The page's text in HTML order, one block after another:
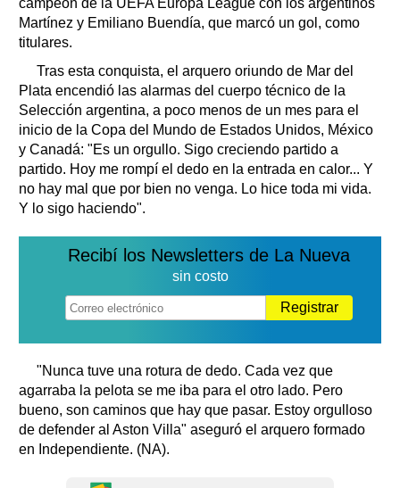
Martínez y Emiliano Buendía, que marcó un gol, como
titulares.
Tras esta conquista, el arquero oriundo de Mar del
Plata encendió las alarmas del cuerpo técnico de la
Selección argentina, a poco menos de un mes para el
inicio de la Copa del Mundo de Estados Unidos, México
y Canadá: "Es un orgullo. Sigo creciendo partido a
partido. Hoy me rompí el dedo en la entrada en calor... Y
no hay mal que por bien no venga. Lo hice toda mi vida.
Y lo sigo haciendo".
Recibí los Newsletters de La Nueva
sin costo
Registrar
"Nunca tuve una rotura de dedo. Cada vez que
agarraba la pelota se me iba para el otro lado. Pero
bueno, son caminos que hay que pasar. Estoy orgulloso
de defender al Aston Villa" aseguró el arquero formado
en Independiente. (NA).